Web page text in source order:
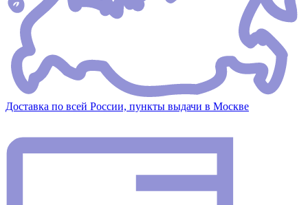
Доставка по всей России, пункты выдачи в Москве